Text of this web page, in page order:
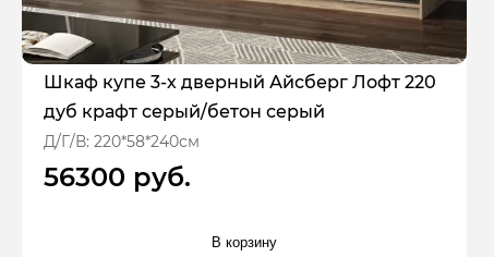
Шкаф купе 3-х дверный Айсберг Лофт 220
дуб крафт серый/бетон серый
Д/Г/В: 220*58*240см
56300 руб.
В корзину